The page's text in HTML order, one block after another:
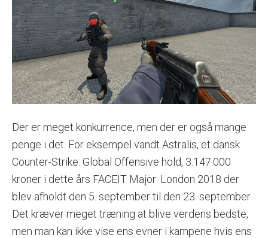
Der er meget konkurrence, men der er også mange
penge i det. For eksempel vandt Astralis, et dansk
Counter-Strike: Global Offensive hold, 3.147.000
kroner i dette års FACEIT Major: London 2018 der
blev afholdt den 5. september til den 23. september.
Det kræver meget træning at blive verdens bedste,
men man kan ikke vise ens evner i kampene hvis ens